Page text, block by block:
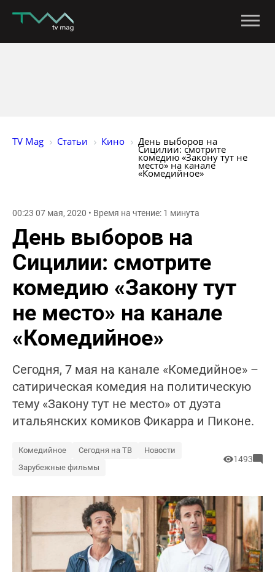
TV Mag Статьи Кино День выборов на
Сицилии: смотрите
комедию «Закону тут не
место» на канале
«Комедийное»
00:23 07 мая, 2020 • Время на чтение: 1 минута
День выборов на
Сицилии: смотрите
комедию «Закону тут
не место» на канале
«Комедийное»
Сегодня, 7 мая на канале «Комедийное» –
сатирическая комедия на политическую
тему «Закону тут не место» от дуэта
итальянских комиков Фикарра и Пиконе.
Комедийное Сегодня на ТВ
Новости
Зарубежные фильмы
1493